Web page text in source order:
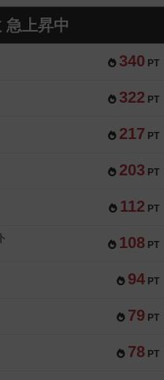
急上昇中
340 PT
322 PT
217 PT
203 PT
112 PT
108 PT
94 PT
79 PT
78 PT